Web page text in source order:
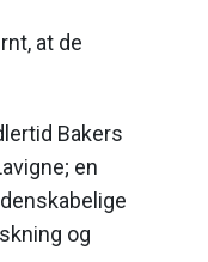
at de
Bakers
en
og